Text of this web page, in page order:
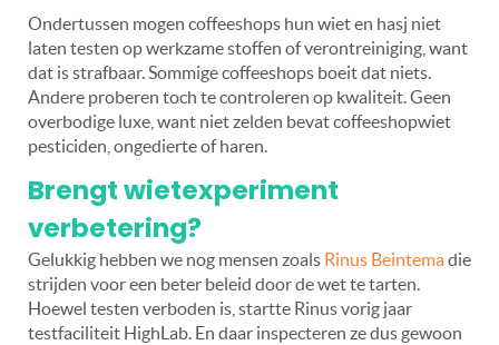
Ondertussen mogen coffeeshops hun wiet en hasj niet
laten testen op werkzame stoffen of verontreiniging, want
dat is strafbaar. Sommige coffeeshops boeit dat niets.
Andere proberen toch te controleren op kwaliteit. Geen
overbodige luxe, want niet zelden bevat coffeeshopwiet
pesticiden, ongedierte of haren.
Brengt wietexperiment
verbetering?
Gelukkig hebben we nog mensen zoals Rinus Beintemadie
strijden voor een beter beleid door de wet te tarten.
Hoewel testen verboden is, startte Rinus vorig jaar
testfaciliteit HighLab. En daar inspecteren ze dus gewoon